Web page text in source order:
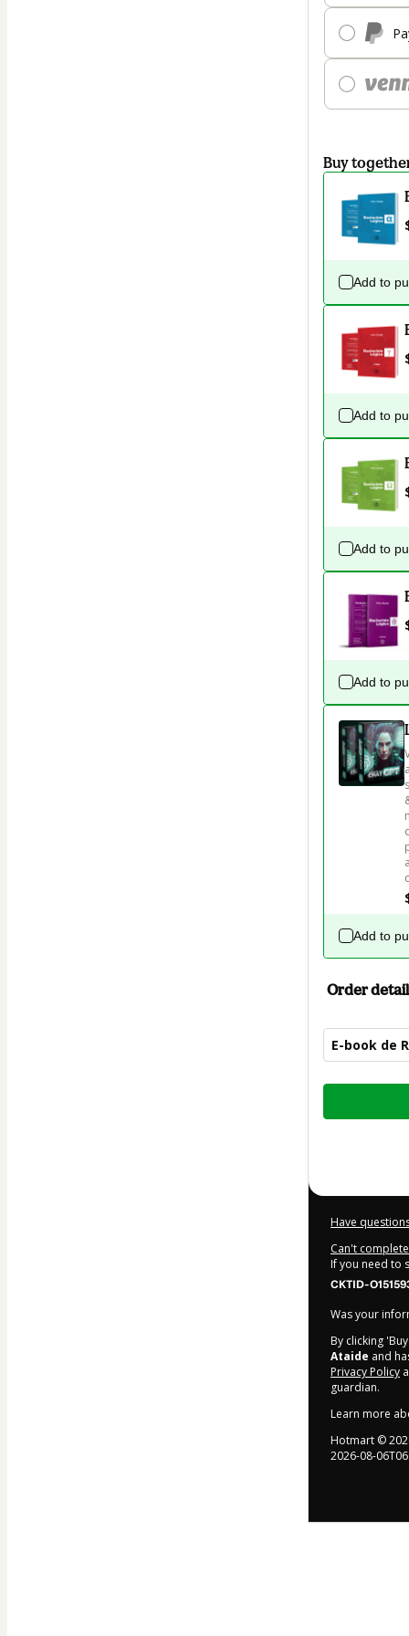
Buy
Add to
Add to
Add to
Add to
Add to
Order
E-book de
Total
Have
Can't
If you need to
CKTID-
Was your
By clicking
Ataide and
Privacy Policy
guardian.
Learn more
Hotmart ©
2026-08-